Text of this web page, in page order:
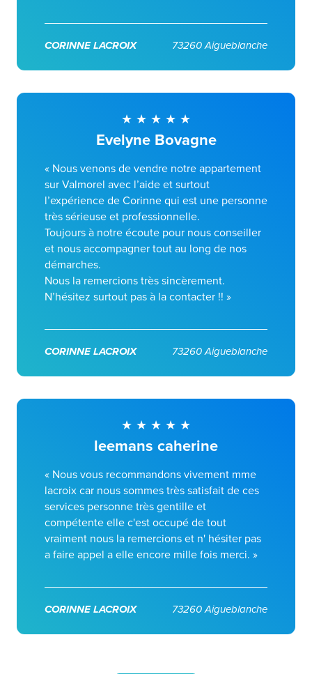
CORINNE LACROIX 73260 Aigueblanche
Evelyne Bovagne
« Nous venons de vendre notre appartement
sur Valmorel avec l’aide et surtout
l’expérience de Corinne qui est une personne
très sérieuse et professionnelle.
Toujours à notre écoute pour nous conseiller
et nous accompagner tout au long de nos
démarches.
Nous la remercions très sincèrement.
N’hésitez surtout pas à la contacter !! »
CORINNE LACROIX 73260 Aigueblanche
leemans caherine
« Nous vous recommandons vivement mme
lacroix car nous sommes très satisfait de ces
services personne très gentille et
compétente elle c'est occupé de tout
vraiment nous la remercions et n' hésiter pas
a faire appel a elle encore mille fois merci. »
CORINNE LACROIX 73260 Aigueblanche